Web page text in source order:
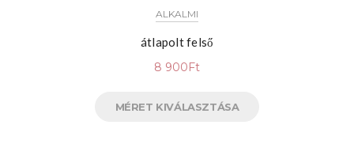
ALKALMI
átlapolt felső
8 900Ft
MÉRET KIVÁLASZTÁSA